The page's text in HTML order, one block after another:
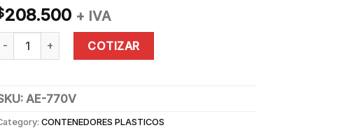
208.500 + IVA
CONTENEDOR DE BASURA CON RUEDAS VERDE 770 L quantity
COTIZAR
AE-770V
CONTENEDORES PLASTICOS